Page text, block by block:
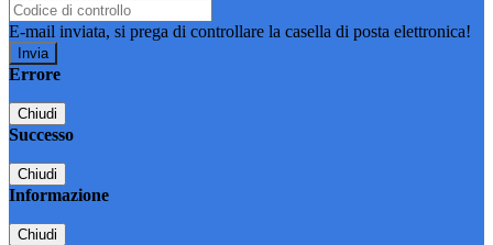
E-mail inviata, si prega di controllare la casella di posta elettronica!
Errore
Chiudi
Successo
Chiudi
Informazione
Chiudi